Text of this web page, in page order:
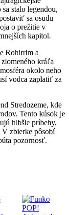
stalo legendou,
sa osudu
o prežitie v
kapitol.
Rohirrim a
kráľa
okolo neho
vodca zaplatiť za
Stredozeme, kde
Tento kúsok je
hlbšie príbehy,
V zbierke pôsobí
pozornosť.